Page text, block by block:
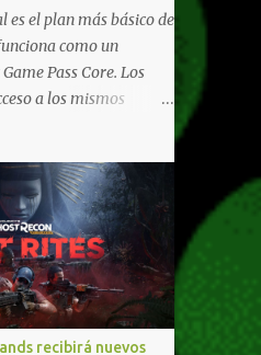
compras en Xbox .
más completo de
El post puede
regulares o cambios
Unidos Ofertas -
de Xbox One
Series, a excepción
es el plan más básico de
como un
Pass Core. Los
a los mismos
anunciados
incluirá como
de ventajas para
to play que están en
skins, desbloqueo
de armas hasta
y más para
recibirá nuevos